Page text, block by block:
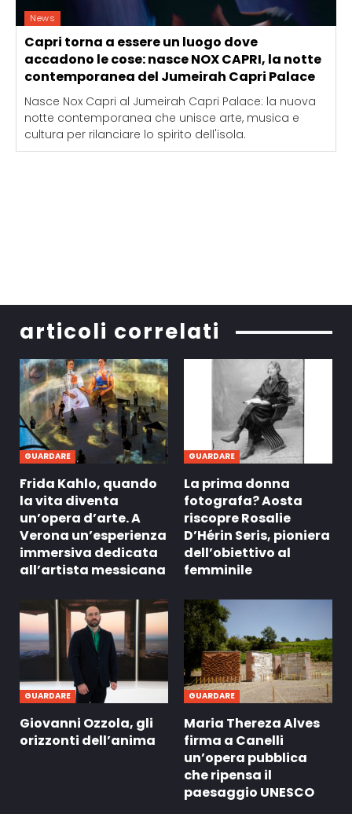
News
Capri torna a essere un luogo dove
accadono le cose: nasce NOX CAPRI, la notte
contemporanea del Jumeirah Capri Palace
Nasce Nox Capri al Jumeirah Capri Palace: la nuova
notte contemporanea che unisce arte, musica e
cultura per rilanciare lo spirito dell'isola.
articoli correlati
GUARDARE
Frida Kahlo, quando
la vita diventa
un’opera d’arte. A
Verona un’esperienza
immersiva dedicata
all’artista messicana
GUARDARE
La prima donna
fotografa? Aosta
riscopre Rosalie
D’Hérin Seris, pioniera
dell’obiettivo al
femminile
GUARDARE
Giovanni Ozzola, gli
orizzonti dell’anima
GUARDARE
Maria Thereza Alves
firma a Canelli
un’opera pubblica
che ripensa il
paesaggio UNESCO